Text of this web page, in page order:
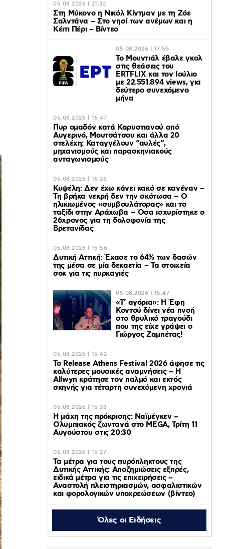
05.08.2026 | 21:32
Στη Μύκονο η Νικόλ Κίντμαν με τη Ζόε
Σαλντάνα – Στο νησί των ανέμων και η
Κέιτι Πέρι – Βίντεο
05.08.2026 | 17:55
Το Μουντιάλ έβαλε γκολ
στις θεάσεις του
ERTFLIX και τον Ιούλιο
με 22.551.894 views, για
δεύτερο συνεχόμενο
μήνα
05.08.2026 | 16:47
Πυρ ομαδόν κατά Καρυστιανού από
Αυγερινό, Μουτσάτσου και άλλα 20
στελέχη: Καταγγέλουν “αυλές”,
μηχανισμούς και παρασκηνιακούς
ανταγωνισμούς
05.08.2026 | 16:26
Κυψέλη: Δεν έχω κάνει κακό σε κανέναν –
Τη βρήκα νεκρή δεν την σκότωσα – Ο
ηλικιωμένος «συμβουλάτορας» και το
ταξίδι στην Αράχωβα – Όσα ισχυρίστηκε ο
26χρονος για τη δολοφονία της
Βρετανίδας
05.08.2026 | 15:56
Δυτική Αττική: Έχασε το 64% των δασών
της μέσα σε μία δεκαετία – Τα στοιχεία
σοκ για τις πυρκαγιές
05.08.2026 | 15:47
«Τ’ αγόρια»: Η Έφη
Κοντού δίνει νέα πνοή
στο θρυλικό τραγούδι
που της είχε γράψει ο
Γιώργος Ζαμπέτας!
05.08.2026 | 15:42
Το Release Athens Festival 2026 άφησε τις
καλύτερες μουσικές αναμνήσεις – Η
Allwyn κράτησε τον παλμό και εκτός
σκηνής για τέταρτη συνεχόμενη χρονιά
05.08.2026 | 15:33
Η μάχη της πρόκρισης: Ναϊμέγκεν –
Ολυμπιακός ζωντανά στο MEGA, Τρίτη 11
Αυγούστου στις 20:30
05.08.2026 | 15:27
Τα μέτρα για τους πυρόπληκτους της
Δυτικής Αττικής: Αποζημιώσεις εξπρές,
ειδικά μέτρα για τις επιχειρήσεις –
Αναστολή πλειστηριασμών, ασφαλιστικών
και φορολογικών υποχρεώσεων (βίντεο)
Όλες οι Ειδήσεις